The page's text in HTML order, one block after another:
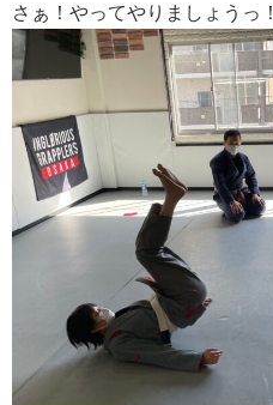
さぁ！やってやりましょうっ！